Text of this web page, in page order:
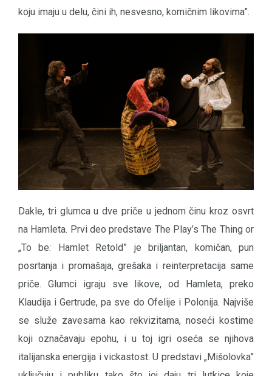
koju imaju u delu, čini ih, nesvesno, komičnim likovima”.
Dakle, tri glumca u dve priče u jednom činu kroz osvrt
na Hamleta. Prvi deo predstave The Play’s The Thing or
„To be: Hamlet Retold” je briljantan, komičan, pun
posrtanja i promašaja, grešaka i reinterpretacija same
priče. Glumci igraju sve likove, od Hamleta, preko
Klaudija i Gertrude, pa sve do Ofelije i Polonija. Najviše
se služe zavesama kao rekvizitama, noseći kostime
koji označavaju epohu, i u toj igri oseća se njihova
italijanska energija i vickastost. U predstavi „Mišolovka”